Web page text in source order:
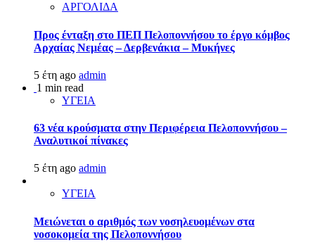
ΑΡΓΟΛΙΔΑ
Προς ένταξη στο ΠΕΠ Πελοποννήσου το έργο κόμβος
Αρχαίας Νεμέας – Δερβενάκια – Μυκήνες
5 έτη ago admin
1 min read
ΥΓΕΙΑ
63 νέα κρούσματα στην Περιφέρεια Πελοποννήσου –
Αναλυτικοί πίνακες
5 έτη ago admin
ΥΓΕΙΑ
Μειώνεται ο αριθμός των νοσηλευομένων στα
νοσοκομεία της Πελοποννήσου